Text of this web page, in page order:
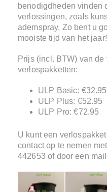
benodigdheden vinden
verlossingen, zoals
ademspray. Zo bent u
mooiste tijd van het jaar!
Prijs (incl. BTW) van
verlospakketten:
ULP Basic: €32.95
ULP Plus: €52.95
ULP Pro: €72.95
U kunt een
contact op te nemen
442653 of door een